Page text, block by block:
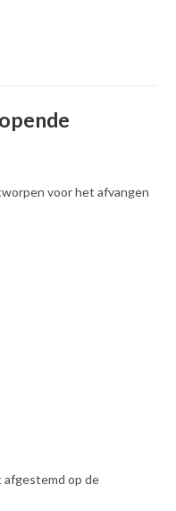
voor het afvangen
op de